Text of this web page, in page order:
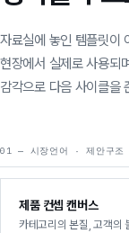
자료실에 놓인 템플릿이
현장에서 실제로 사용되
감각으로 다음 사이클을
01 — 시장언어 · 제안구조
제품 컨셉 캔버스
카테고리의 본질, 고객의